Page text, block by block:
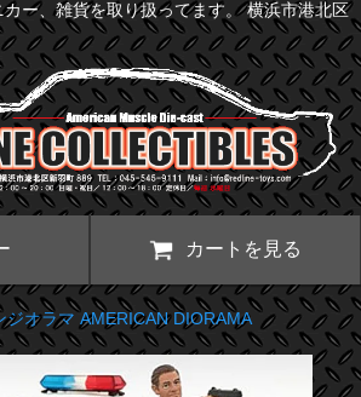
ー、雑貨を取り扱ってます。 横浜市港北区
カートを見る
ジオラマ AMERICAN DIORAMA